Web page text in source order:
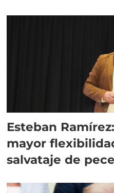
Esteban
mayor
salvataje de